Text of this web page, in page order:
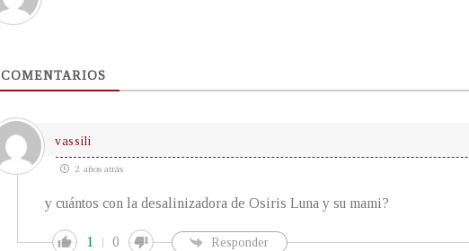
COMENTARIOS
vassili
2 años atrás
y cuántos con la desalinizadora de Osiris Luna y su mami?
1 0 Responder